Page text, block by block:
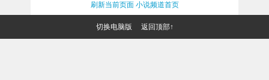
刷新当前页面 小说频道首页
切换电脑版 返回顶部↑